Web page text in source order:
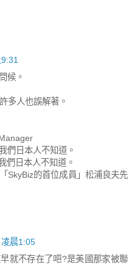
候。
多人也誤解著。
們日本人不知道。
們日本人不知道。
SkyBiz的首位成員」松浦良夫先
晨1:05
就不存在了吧?是美國那家被聯